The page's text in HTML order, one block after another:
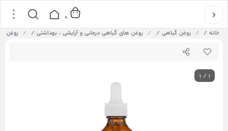
خانه / روغن گیاهی / روغن های گیاهی درمانی و آرایشی ، بهداشتی / روغن
0
1 / 1